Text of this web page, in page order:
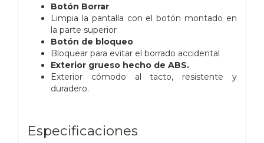
Botón Borrar
Limpia la pantalla con el botón montado en
la parte superior
Botón de bloqueo
Bloquear para evitar el borrado accidental
Exterior grueso hecho de ABS.
Exterior cómodo al tacto, resistente y
duradero.
Especificaciones